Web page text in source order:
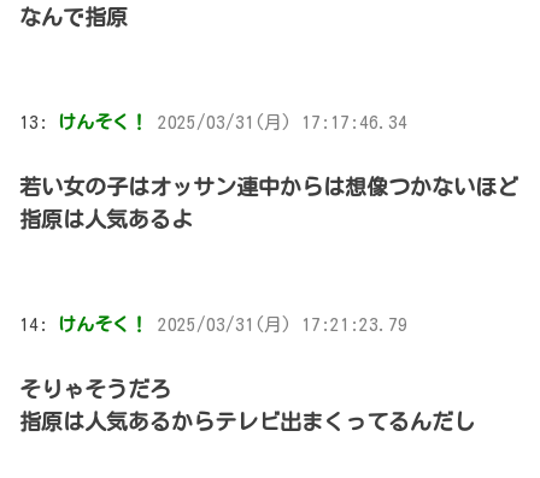
なんで指原
13: けんそく！ 2025/03/31(月) 17:17:46.34
若い女の子はオッサン連中からは想像つかないほど
指原は人気あるよ
14: けんそく！ 2025/03/31(月) 17:21:23.79
そりゃそうだろ
指原は人気あるからテレビ出まくってるんだし